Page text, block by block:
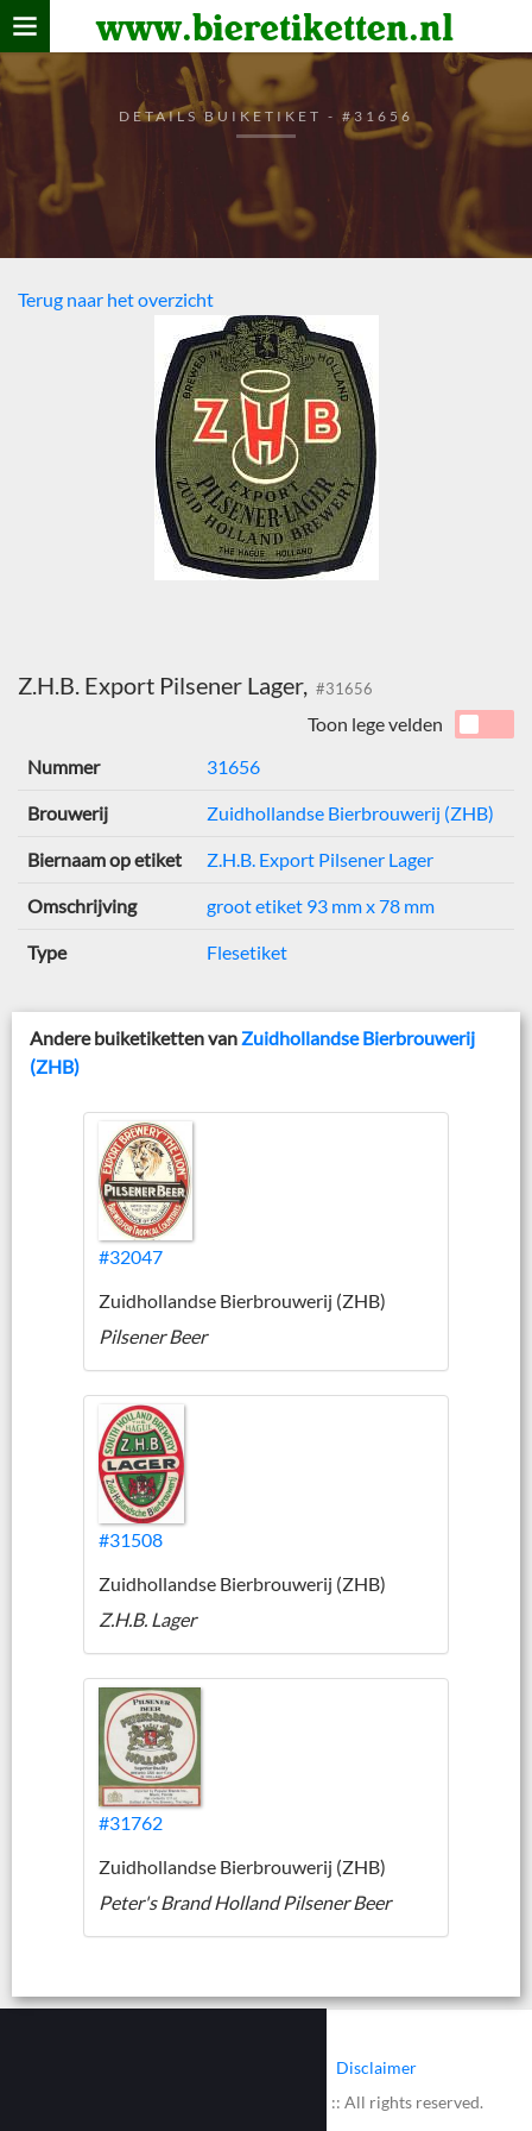
www.bieretiketten.nl
Home
verzamelen
De bierkaart
Bezoekers
DETAILS BUIKETIKET - #31656
Terug naar het overzicht
Z.H.B. Export Pilsener Lager, #31656
Toon lege velden
Nummer
31656
Brouwerij Zuidhollandse Bierbrouwerij (ZHB)
Biernaam op etiket Z.H.B. Export Pilsener Lager
Omschrijving groot etiket 93 mm x 78 mm
Type Flesetiket
Andere buiketiketten vanZuidhollandse Bierbrouwerij
(ZHB)
#32047
Zuidhollandse Bierbrouwerij (ZHB)
Pilsener Beer
#31508
Zuidhollandse Bierbrouwerij (ZHB)
Z.H.B. Lager
#31762
Zuidhollandse Bierbrouwerij (ZHB)
Peter's Brand Holland Pilsener Beer
Disclaimer
© 2002 - 2026 :: www.bieretiketten.nl :: All rights reserved.